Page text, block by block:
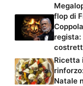
flop di
regista:
Ricetta
Natale